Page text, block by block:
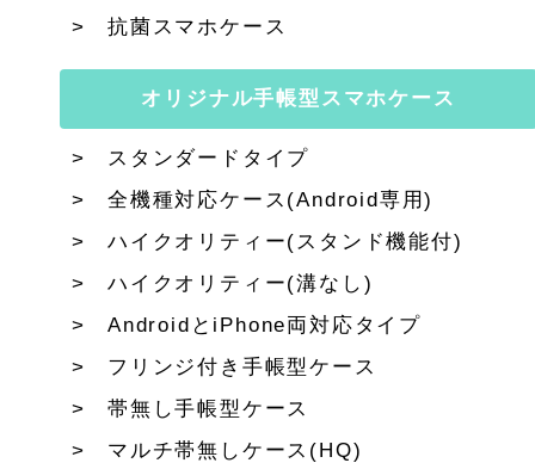
抗菌スマホケース
オリジナル手帳型スマホケース
スタンダードタイプ
全機種対応ケース(Android専用)
ハイクオリティー(スタンド機能付)
ハイクオリティー(溝なし)
AndroidとiPhone両対応タイプ
フリンジ付き手帳型ケース
帯無し手帳型ケース
マルチ帯無しケース(HQ)